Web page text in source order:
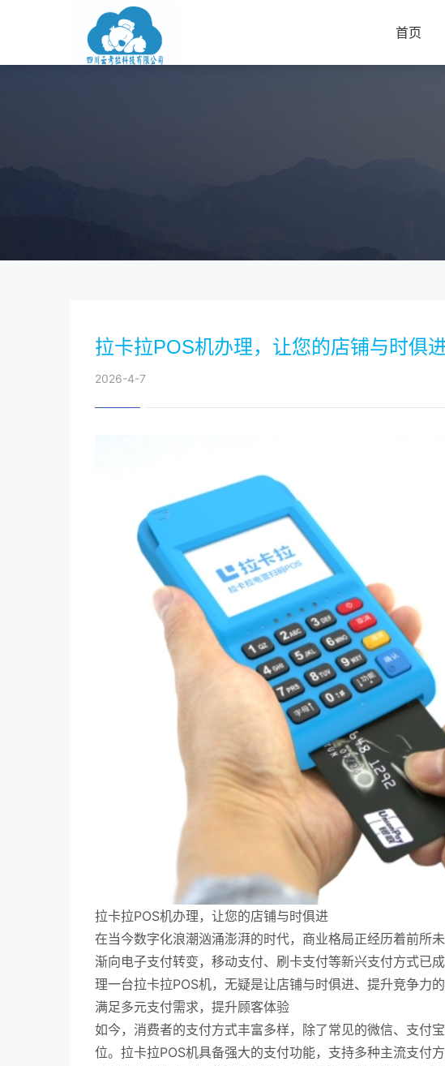
首页
拉卡拉POS机办理，让您的店铺与时俱
2026-4-7
拉卡拉POS机办理，让您的店铺与时俱进
在当今数字化浪潮汹涌澎湃的时代，商业格局正经历着前所
渐向电子支付转变，移动支付、刷卡支付等新兴支付方式已
理一台拉卡拉POS机，无疑是让店铺与时俱进、提升竞争力的
满足多元支付需求，提升顾客体验
如今，消费者的支付方式丰富多样，除了常见的微信、支付
位。拉卡拉POS机具备强大的支付功能，支持多种主流支付